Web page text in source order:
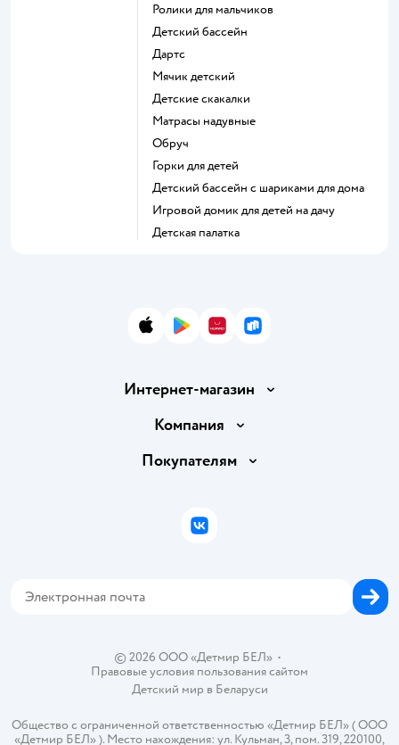
Ролики для мальчиков
Детский бассейн
Дартс
Мячик детский
Детские скакалки
Матрасы надувные
Обруч
Горки для детей
Детский бассейн с шариками для дома
Игровой домик для детей на дачу
Детская палатка
App StoreGoogle Play
AppGallery
RuStore
Интернет-магазин
Доставка и оплата
Правила продажи
Политика использования файлов cookie
Компания
Вакансии
Покупателям
Бонусные карты
© 2026 ООО «Детмир БЕЛ»•
Правовые условия пользования сайтом
Детский мир в Беларуси
Общество с ограниченной ответственностью «Детмир БЕЛ» ( ООО
«Детмир БЕЛ» ). Место нахождения: ул. Кульман, 3, пом. 319, 220100,
ВКонтакте